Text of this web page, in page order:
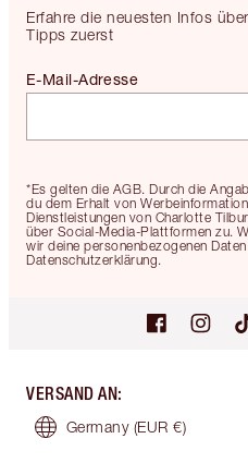
Erfahre die neuesten Infos
Tipps zuerst
*Es gelten die AGB. Durch die
du dem Erhalt von
Dienstleistungen von Charlotte
über Social-Media-Plattformen zu.
wir deine personenbezogenen
Datenschutzerklärung.
E-Mail-Adresse
VERSAND AN:
Germany (EUR €)